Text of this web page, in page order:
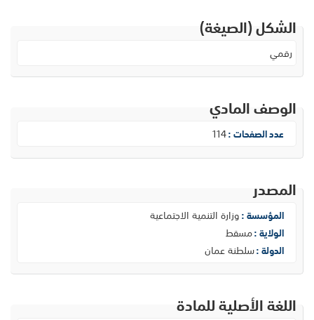
الشكل (الصيغة)
رقمي
الوصف المادي
عدد الصفحات :114
المصدر
المؤسسة :وزارة التنمية الاجتماعية
الولاية :مسقط
الدولة :سلطنة عمان
اللغة الأصلية للمادة